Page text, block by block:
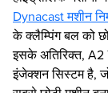
Dynacast मशीन
के क्लैम्पिंग बल को
इसके अतिरिक्त,
इंजेक्शन सिस्टम है,